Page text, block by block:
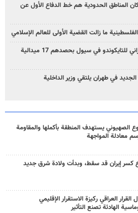
المناطق الحدودية هم خط الدفاع الأول عن
ما زالت القضية الأولى للعالم الإسلامي
تألق المنتخب الايراني للتايكوندو في سيول بحصدهم 17 ميدالية
الجديد في طهران يلتقي وزير الداخلية
الصهيوني يستهدف المنطقة بأكملها والمقاومة
معادلة المواجهة
كسر إيران قد سقط، وبدأت ولادة شرق جديد
القرار العراقي ركيزة الاستقرار الإقليمي
الهادئة تصنع التأثير